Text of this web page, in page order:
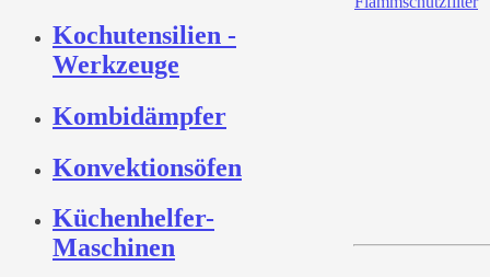
Kochutensilien -
Werkzeuge
Kombidämpfer
Konvektionsöfen
Küchenhelfer-
Maschinen